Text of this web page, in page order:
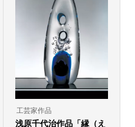
工芸家作品
浅原千代治作品「縁（え